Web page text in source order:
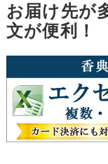
お届け先が
文が便利！